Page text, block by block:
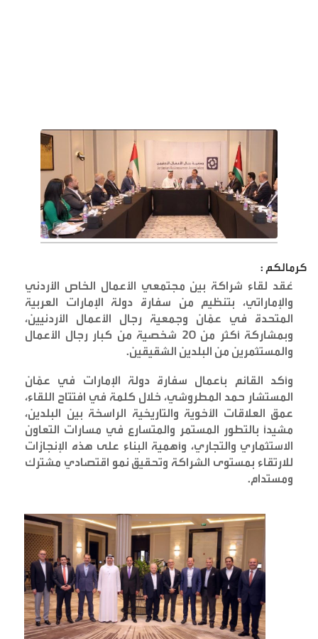
كرمالكم :
عُقد لقاء شراكة بين مجتمعي الأعمال الخاص الأردني
والإماراتي، بتنظيم من سفارة دولة الإمارات العربية
المتحدة في عمّان وجمعية رجال الأعمال الأردنيين،
وبمشاركة أكثر من 20 شخصية من كبار رجال الأعمال
والمستثمرين من البلدين الشقيقين.
وأكد القائم بأعمال سفارة دولة الإمارات في عمّان
المستشار حمد المطروشي، خلال كلمة في افتتاح اللقاء،
عمق العلاقات الأخوية والتاريخية الراسخة بين البلدين،
مشيداً بالتطور المستمر والمتسارع في مسارات التعاون
الاستثماري والتجاري، وأهمية البناء على هذه الإنجازات
للارتقاء بمستوى الشراكة وتحقيق نمو اقتصادي مشترك
ومستدام.